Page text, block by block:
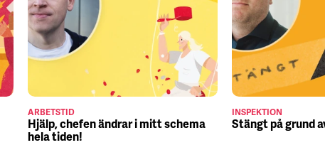
ARBETSTID
Hjälp, chefen ändrar i mitt schema
hela tiden!
INSPEKTION
Stängt på grund